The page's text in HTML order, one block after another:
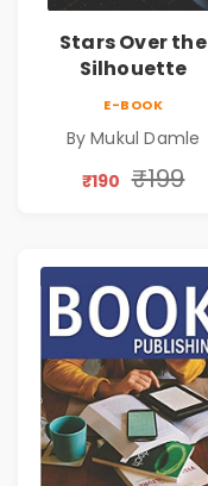
Stars Over the
Silhouette
E-BOOK
By Mukul Damle
₹190 ₹199